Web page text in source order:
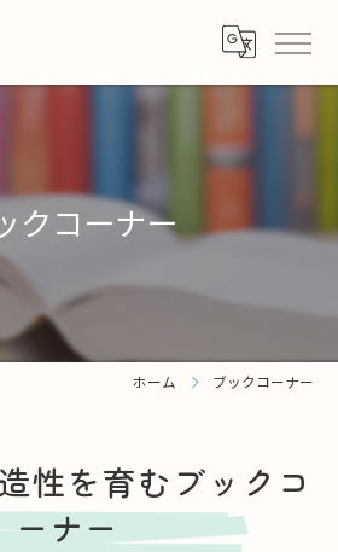
クコーナー
ホーム ブックコーナー
性を育むブックコ
ーナー